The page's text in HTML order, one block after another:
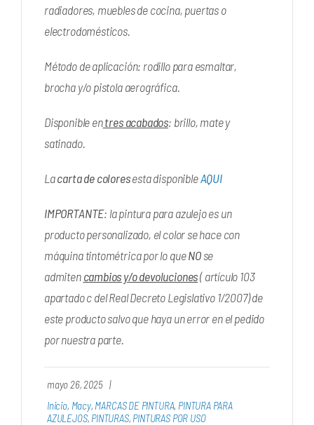
radiadores, muebles de cocina, puertas o
electrodomésticos.
Método de aplicación: rodillo para esmaltar,
brocha y/o pistola aerográfica.
Disponible entres acabados: brillo, mate y
satinado.
Lacarta de coloresesta disponibleAQUI
IMPORTANTE: la pintura para azulejo es un
producto personalizado, el color se hace con
máquina tintométrica por lo queNOse
admitencambios y/o devoluciones( artículo 103
apartado c del Real Decreto Legislativo 1/2007) de
este producto salvo que haya un error en el pedido
por nuestra parte.
mayo 26, 2025 |
Inicio, Macy, MARCAS DE PINTURA, PINTURA PARA
AZULEJOS, PINTURAS, PINTURAS POR USO